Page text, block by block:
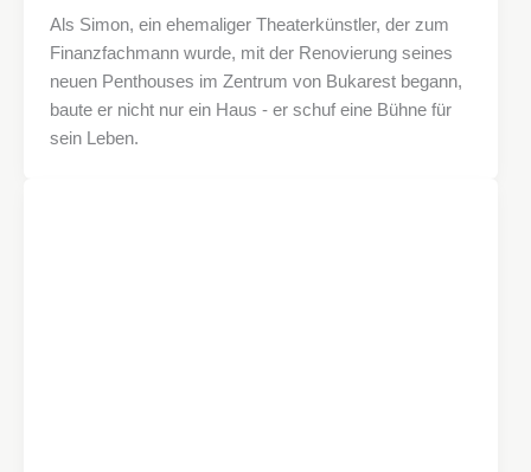
Als Simon, ein ehemaliger Theaterkünstler, der zum
Finanzfachmann wurde, mit der Renovierung seines
neuen Penthouses im Zentrum von Bukarest begann,
baute er nicht nur ein Haus - er schuf eine Bühne für
sein Leben.